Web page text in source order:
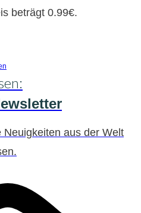
beträgt 0.99€.
aus der Welt